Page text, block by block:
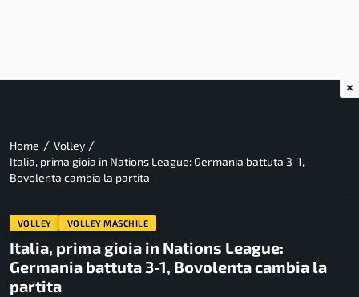
Home / Volley /
Italia, prima gioia in Nations League: Germania battuta 3-1,
Bovolenta cambia la partita
VOLLEY VOLLEY MASCHILE
Italia, prima gioia in Nations League:
Germania battuta 3-1, Bovolenta cambia la
partita
×